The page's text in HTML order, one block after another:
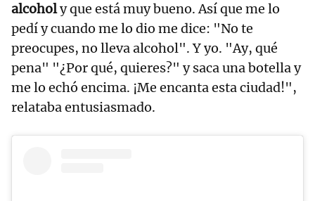
alcoholy que está muy bueno. Así que me lo
pedí y cuando me lo dio me dice: "No te
preocupes, no lleva alcohol". Y yo. "Ay, qué
pena" "¿Por qué, quieres?" y saca una botella y
me lo echó encima. ¡Me encanta esta ciudad!",
relataba entusiasmado.